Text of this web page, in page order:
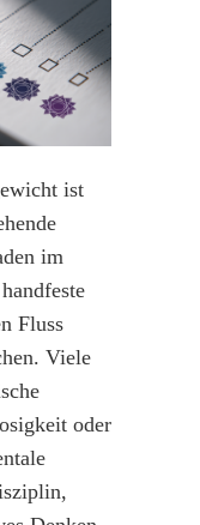
ist
im
Fluss
Viele
oder